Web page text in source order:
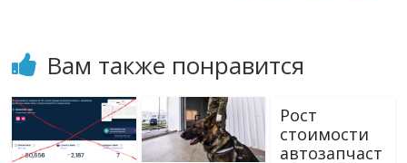
Вам также понравится
Рост
стоимости
автозапчаст